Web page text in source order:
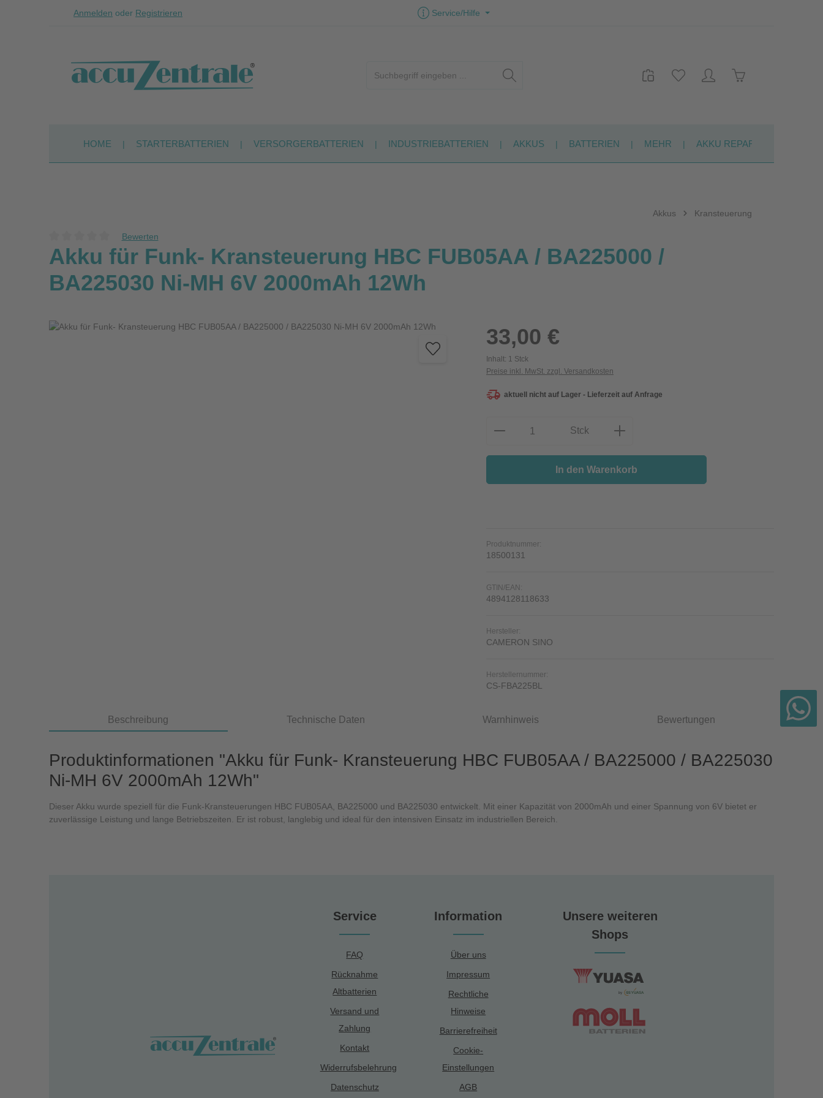
Zum Hauptinhalt springen
Zur Suche springen
Zur Hauptnavigation springen
Anmelden oder Registrieren Service/Hilfe
HOME STARTERBATTERIEN VERSORGERBATTERIEN INDUSTRIEBATTERIEN AKKUS BATTERIEN MEHR AKKU REPARATUR
Akkus Kransteuerung
Durchschnittliche Bewertung von 0 von 5 Sternen
Bewerten
Akku für Funk- Kransteuerung HBC FUB05AA / BA225000 /
BA225030 Ni-MH 6V 2000mAh 12Wh
Bildergalerie überspringen 33,00 €
Inhalt: 1 Stck
Preise inkl. MwSt. zzgl. Versandkosten
aktuell nicht auf Lager - Lieferzeit auf Anfrage
Produkt Anzahl: Gib den gewünschten Wert ein
Stck
In den Warenkorb
Produktnummer:
18500131
GTIN/EAN:
4894128118633
Hersteller:
CAMERON SINO
Herstellernummer:
CS-FBA225BL
Beschreibung Technische Daten Warnhinweis Bewertungen
Produktinformationen "Akku für Funk- Kransteuerung HBC FUB05AA / BA225000 / BA225030
Ni-MH 6V 2000mAh 12Wh"
Dieser Akku wurde speziell für die Funk-Kransteuerungen HBC FUB05AA, BA225000 und BA225030 entwickelt. Mit einer Kapazität von 2000mAh und einer Spannung von 6V bietet er
zuverlässige Leistung und lange Betriebszeiten. Er ist robust, langlebig und ideal für den intensiven Einsatz im industriellen Bereich.
Service
FAQ
Rücknahme
Altbatterien
Versand und
Zahlung
Kontakt
Widerrufsbelehrung
Datenschutz
Information
Über uns
Impressum
Rechtliche
Hinweise
Barrierefreiheit
Cookie-
Einstellungen
AGB
Unsere weiteren
Shops